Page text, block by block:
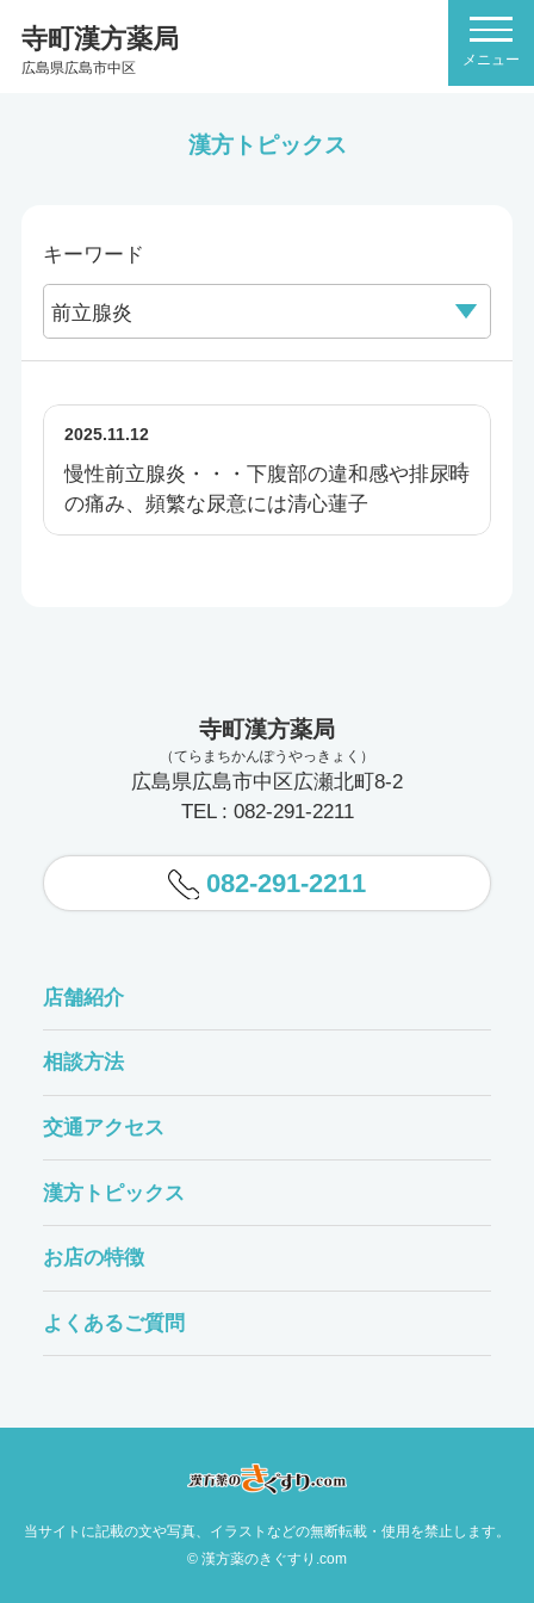
寺町漢方薬局
広島県広島市中区
漢方トピックス
キーワード
2025.11.12
慢性前立腺炎・・・下腹部の違和感や排尿時
の痛み、頻繁な尿意には清心蓮子
寺町漢方薬局
（てらまちかんぽうやっきょく）
広島県広島市中区広瀬北町8-2
TEL : 082-291-2211
082-291-2211
店舗紹介
相談方法
交通アクセス
漢方トピックス
お店の特徴
よくあるご質問
当サイトに記載の文や写真、イラストなどの無断転載・使用を禁止します。
© 漢方薬のきぐすり.com